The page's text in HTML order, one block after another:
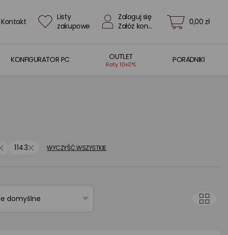
Kontakt
Listy
zakupowe
Zaloguj się
Załóż konto
0,00 zł
KONFIGURATOR PC OUTLET
Raty 10x0%
PORADNIKI
1143 WYCZYŚĆ WSZYSTKIE
domyślne